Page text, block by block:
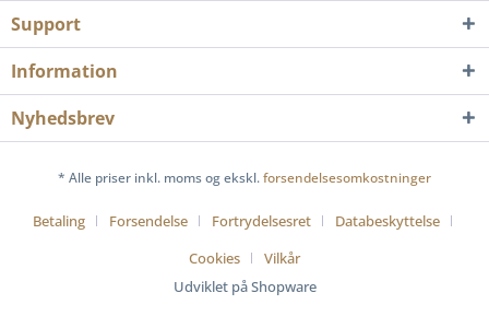
Support
Information
Nyhedsbrev
* Alle priser inkl. moms og ekskl.forsendelsesomkostninger
Betaling Forsendelse Fortrydelsesret
Databeskyttelse
Cookies
Vilkår
Udviklet på Shopware